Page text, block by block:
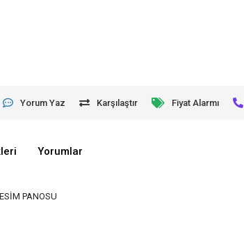
Yorum Yaz Karşılaştır Fiyat Alarmı
Yorumlar
PANOSU